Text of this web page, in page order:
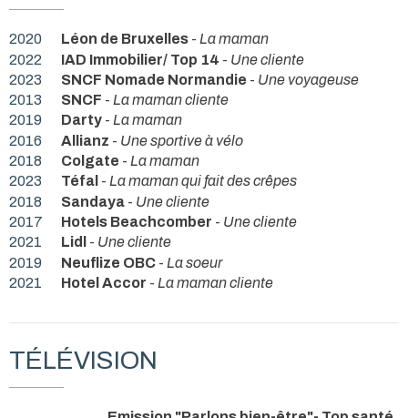
2020 Léon de Bruxelles - La maman
2022
IAD Immobilier/ Top 14 - Une cliente
2023
SNCF Nomade Normandie - Une voyageuse
2013
SNCF - La maman cliente
2019
Darty - La maman
2016
Allianz - Une sportive à vélo
2018
Colgate - La maman
2023
Téfal - La maman qui fait des crêpes
2018
Sandaya - Une cliente
2017
Hotels Beachcomber - Une cliente
2021
Lidl - Une cliente
2019
Neuflize OBC - La soeur
2021
Hotel Accor - La maman cliente
TÉLÉVISION